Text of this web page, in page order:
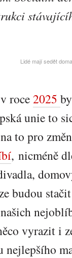
Lidé mají sedět
roce2025
unie to
to pro
, nicméně
budou
vyrazit i
nejlepšího